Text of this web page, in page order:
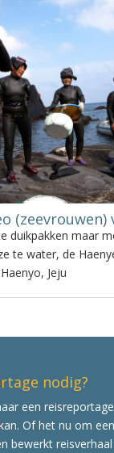
(zeevrouwen)
duikpakken maar
te water, de
Jeju
nodig?
een
Of het nu om
bewerkt